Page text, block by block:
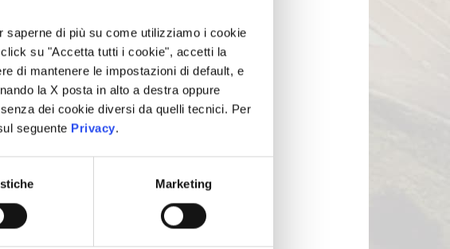
di più su come utilizziamo i cookie
su "Accetta tutti i cookie", accetti la
di mantenere le impostazioni di default, e
la X posta in alto a destra oppure
dei cookie diversi da quelli tecnici. Per
seguente Privacy.
Marketing